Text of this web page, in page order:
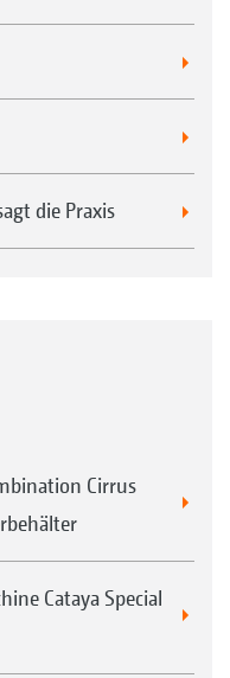
die Praxis
Cirrus
Cataya Special